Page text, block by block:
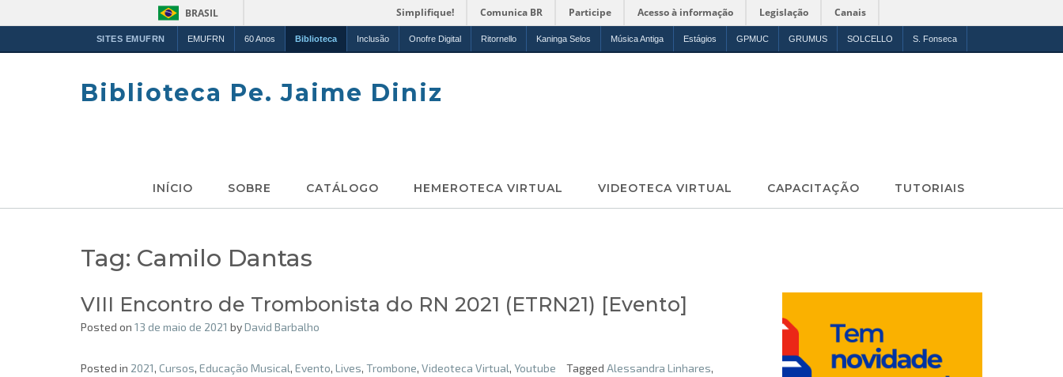
BRASIL Simplifique! Comunica BR Participe Acesso à informação Legislação Canais
SITES EMUFRN EMUFRN 60 Anos Biblioteca Inclusão Onofre Digital Ritornello Kaninga Selos Música Antiga Estágios GPMUC GRUMUS SOLCELLO S. Fonseca
Biblioteca Pe. Jaime Diniz
INÍCIO SOBRE CATÁLOGO HEMEROTECA VIRTUAL VIDEOTECA VIRTUAL CAPACITAÇÃO TUTORIAIS
Tag: Camilo Dantas
VIII Encontro de Trombonista do RN 2021 (ETRN21) [Evento]
Posted on 13 de maio de 2021 byDavid Barbalho
Posted in 2021, Cursos, Educação Musical, Evento, Lives, Trombone, Videoteca Virtual, Youtube Tagged Alessandra Linhares,